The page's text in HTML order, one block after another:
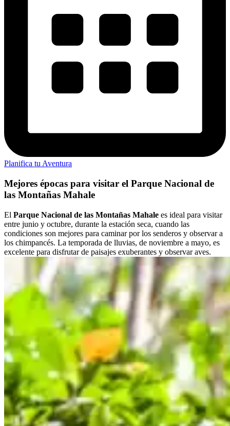
Planifica tu Aventura
Mejores épocas para visitar el Parque Nacional de
las Montañas Mahale
El Parque Nacional de las Montañas Mahale es ideal para visitar
entre junio y octubre, durante la estación seca, cuando las
condiciones son mejores para caminar por los senderos y observar a
los chimpancés. La temporada de lluvias, de noviembre a mayo, es
excelente para disfrutar de paisajes exuberantes y observar aves.